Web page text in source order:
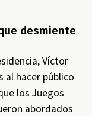
desmiente
Víctor
al hacer público
los Juegos
abordados